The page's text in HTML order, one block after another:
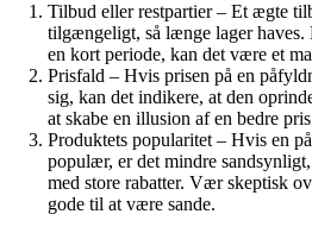
Tilbud eller restpartier – Et ægte
tilgængeligt, så længe lager
en kort periode, kan det være et
Prisfald – Hvis prisen på en
sig, kan det indikere, at den
at skabe en illusion af en bedre
Produktets popularitet – Hvis en
populær, er det mindre
med store rabatter. Vær skeptisk
gode til at være sande.